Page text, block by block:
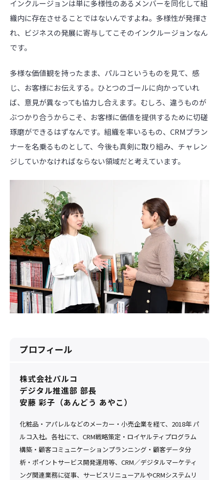
インクルージョンは単に多様性のあるメンバーを同化して組
織内に存在させることではないんですよね。多様性が発揮さ
れ、ビジネスの発展に寄与してこそのインクルージョンなん
です。
多様な価値観を持ったまま、パルコというものを見て、感
じ、お客様にお伝えする。ひとつのゴールに向かっていれ
ば、意見が異なっても協力し合えます。むしろ、違うものが
ぶつかり合うからこそ、お客様に価値を提供するために切磋
琢磨ができるはずなんです。組織を率いるもの、CRMプラン
ナーを名乗るものとして、今後も真剣に取り組み、チャレン
ジしていかなければならない領域だと考えています。
プロフィール
株式会社パルコ
デジタル推進部 部長
安藤 彩子（あんどう あやこ）
化粧品・アパレルなどのメーカー・小売企業を経て、2018年 パ
ルコ入社。各社にて、CRM戦略策定・ロイヤルティプログラム
構築・顧客コミュニケーションプランニング・顧客データ分
析・ポイントサービス開発運用等、CRM／デジタルマーケティ
ング関連業務に従事、サービスリニューアルやCRMシステムリ